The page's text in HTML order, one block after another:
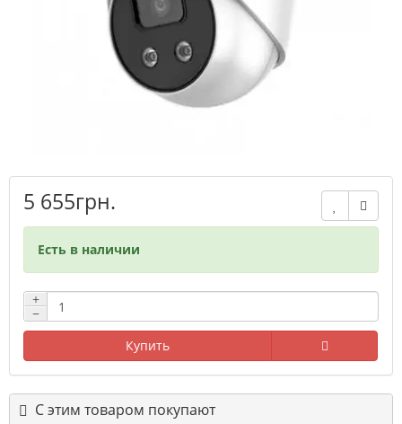
5 655грн.
Есть в наличии
+
−
Купить
С этим товаром покупают